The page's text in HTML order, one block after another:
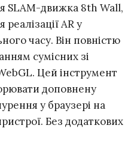
SLAM-движка 8th Wall,
AR у
часу. Він повністю
сумісних зі
Цей інструмент
доповнену
у браузері на
Без додаткових